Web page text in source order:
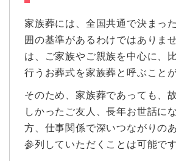
家族葬には、全国共通で決まっ
囲の基準があるわけではありま
は、ご家族やご親族を中心に、
行うお葬式を家族葬と呼ぶこと
そのため、家族葬であっても、
しかったご友人、長年お世話に
方、仕事関係で深いつながりの
参列していただくことは可能です